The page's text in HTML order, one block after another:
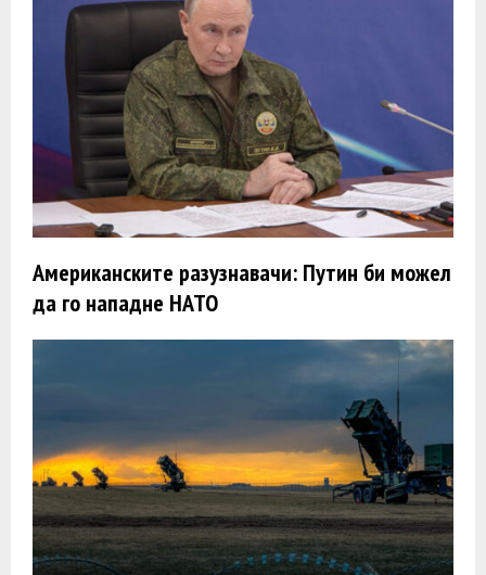
Американските разузнавачи: Путин би можел
да го нападне НАТО